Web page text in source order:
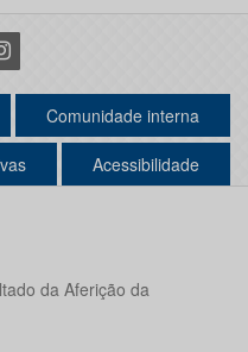
Comunidade interna
Acessibilidade
da Aferição da